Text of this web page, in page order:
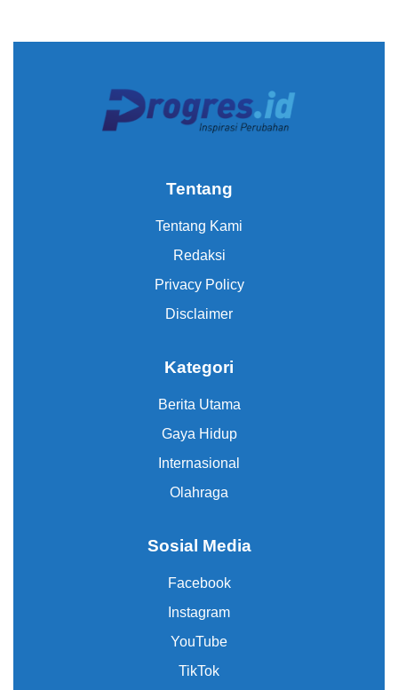
Tentang
Tentang Kami
Redaksi
Privacy Policy
Disclaimer
Kategori
Berita Utama
Gaya Hidup
Internasional
Olahraga
Sosial Media
Facebook
Instagram
YouTube
TikTok